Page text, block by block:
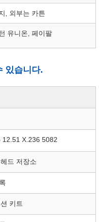
, 외부는 카튼
유니온, 페이팔
있습니다.
12.51 X.236 5082
드 저장소
키트